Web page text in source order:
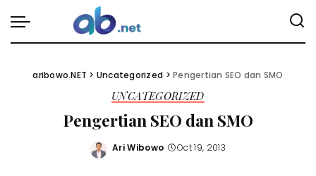
aribowo.NET > Uncategorized >Pengertian SEO dan SMO
UNCATEGORIZED
Pengertian SEO dan SMO
Posted
Ari Wibowo Oct 19, 2013